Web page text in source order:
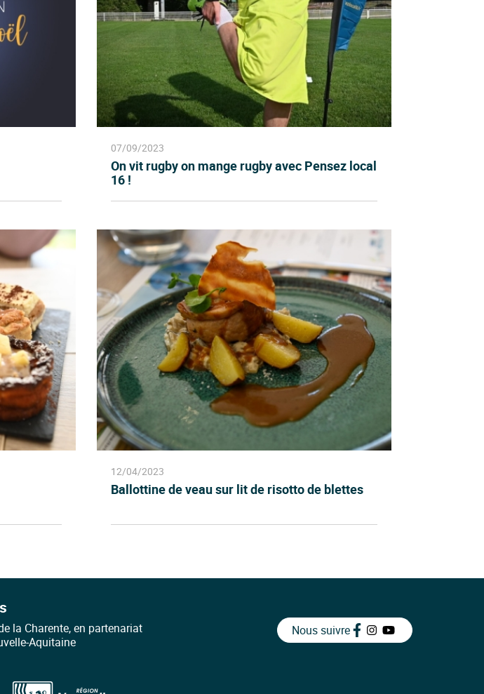
07/09/2023
On vit rugby on mange rugby avec Pensez local
16 !
12/04/2023
Ballottine de veau sur lit de risotto de blettes
la Charente, en partenariat
Aquitaine
Nous suivre